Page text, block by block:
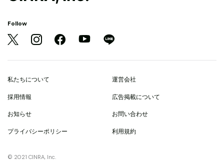
Follow
私たちについて 運営会社
採用情報 広告掲載について
お知らせ お問い合わせ
プライバシーポリシー 利用規約
© 2021 CINRA, Inc.